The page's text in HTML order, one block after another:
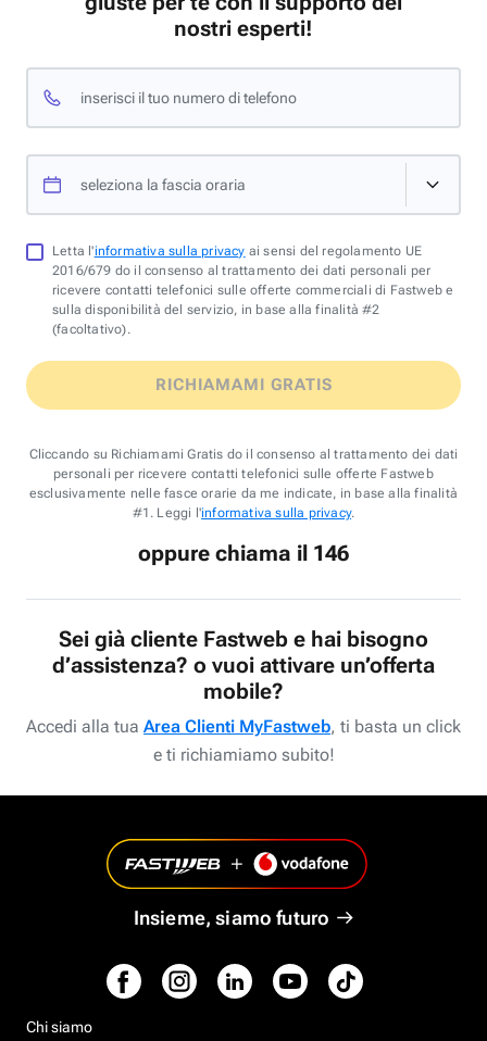
nostri esperti!
inserisci il tuo numero di telefono
seleziona la fascia oraria
Letta l'informativa sulla privacy ai sensi del regolamento UE
2016/679 do il consenso al trattamento dei dati personali per
ricevere contatti telefonici sulle offerte commerciali di Fastweb e
sulla disponibilità del servizio, in base alla finalità #2
(facoltativo).
RICHIAMAMI GRATIS
Cliccando su Richiamami Gratis do il consenso al trattamento dei dati
personali per ricevere contatti telefonici sulle offerte Fastweb
esclusivamente nelle fasce orarie da me indicate, in base alla finalità
#1. Leggi l'informativa sulla privacy.
oppure chiama il 146
Sei già cliente Fastweb e hai bisogno
d’assistenza? o vuoi attivare un’offerta
mobile?
Accedi alla tua Area Clienti MyFastweb, ti basta un click
e ti richiamiamo subito!
Insieme, siamo futuro
Chi siamo